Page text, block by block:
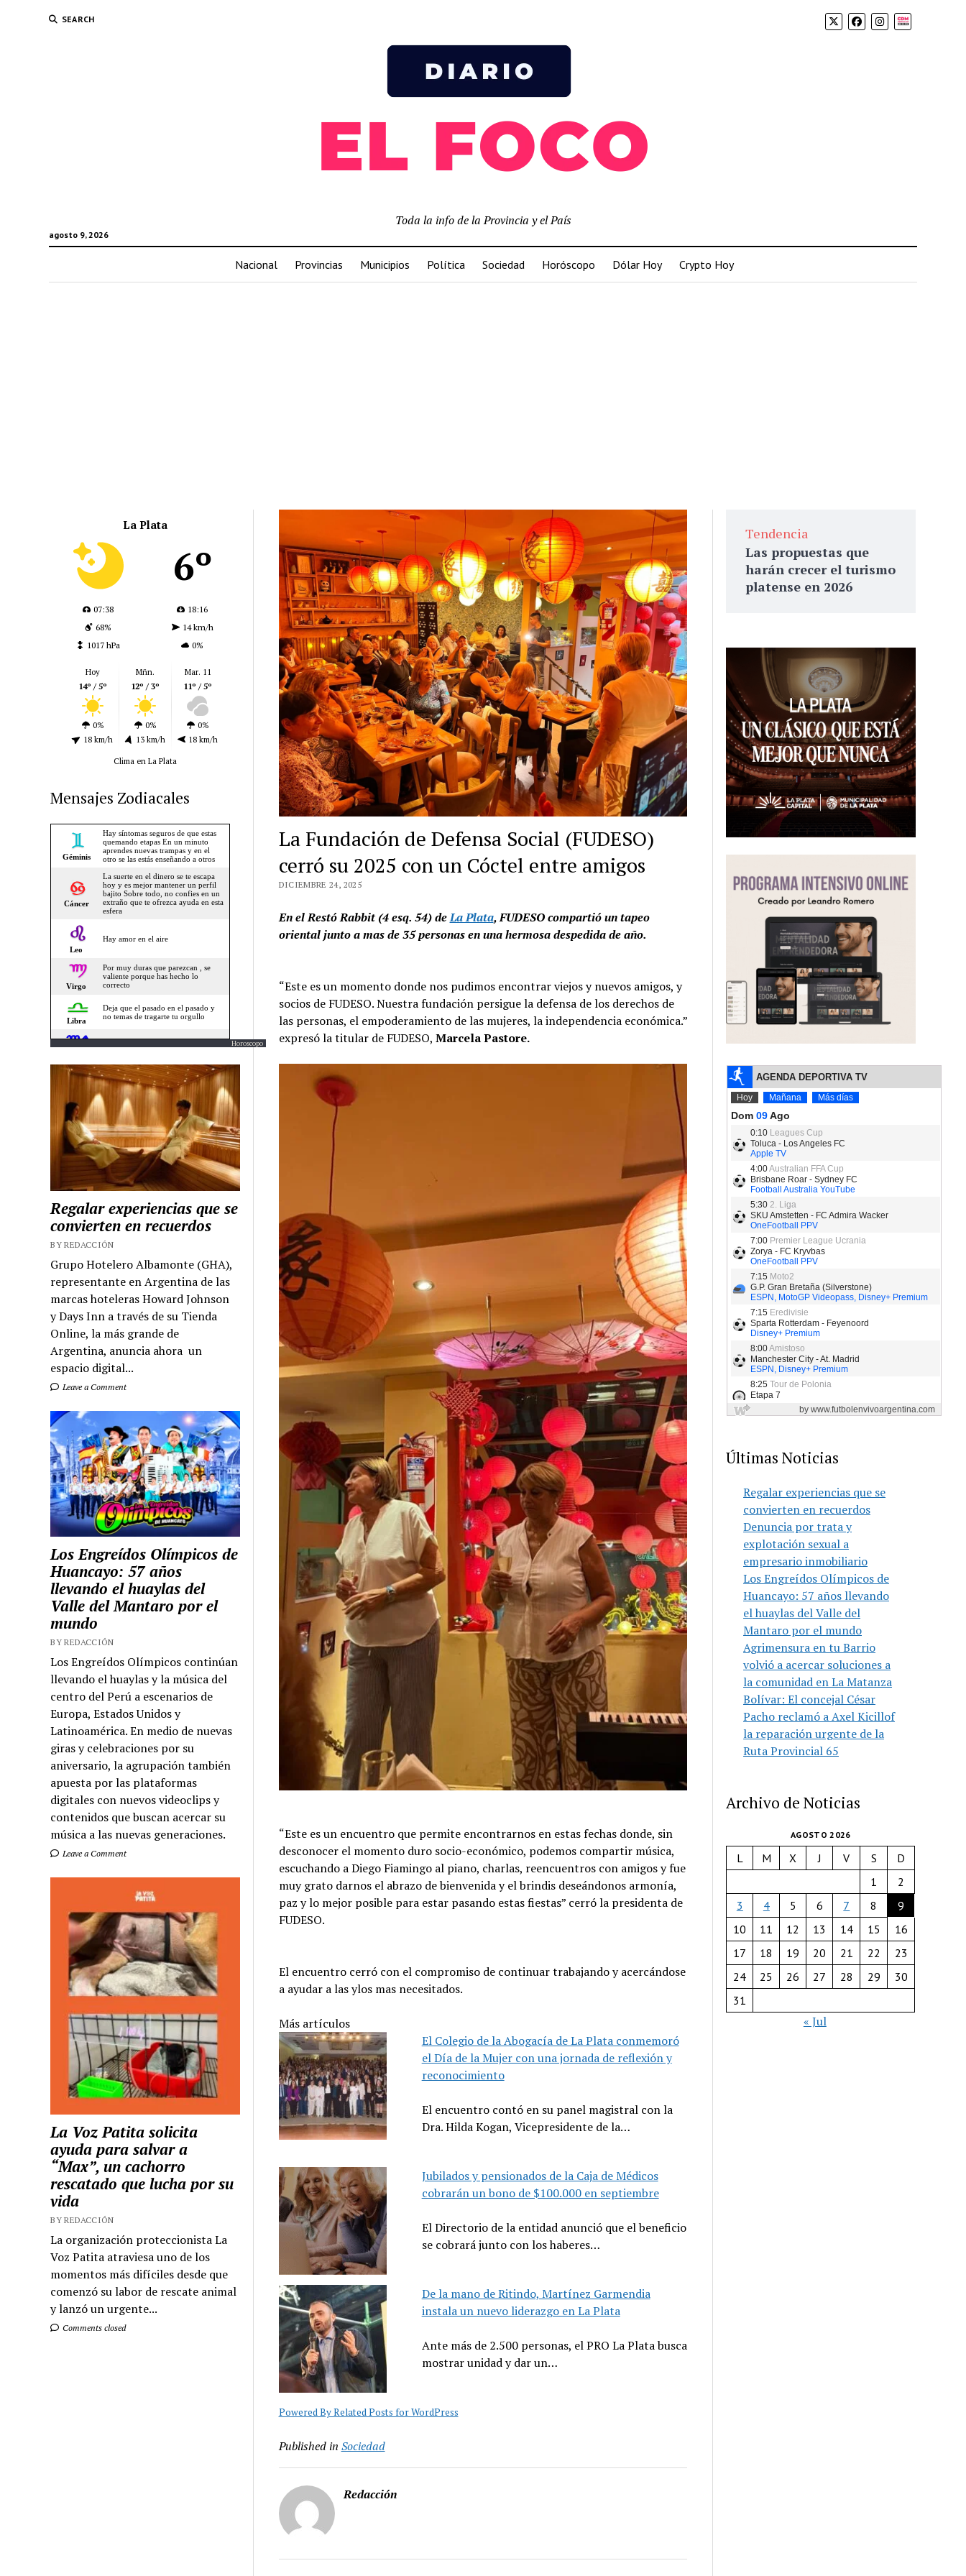
SEARCH Biolink
agosto 9, 2026
Toda la info de la Provincia y el País
Nacional Provincias Municipios Política Sociedad Horóscopo Dólar Hoy Crypto Hoy
La Plata
6º
07:38
18:16
68%
14 km/h
1017 hPa
0%
Hoy
14º / 5º
0%
18 km/h
Mñn.
12º / 3º
0%
13 km/h
Mar. 11
11º / 5º
0%
18 km/h
Clima en La Plata
Mensajes Zodiacales
Horoscopo
Regalar experiencias que se
convierten en recuerdos
BY REDACCIÓN
Grupo Hotelero Albamonte (GHA),
representante en Argentina de las
marcas hoteleras Howard Johnson
y Days Inn a través de su Tienda
Online, la más grande de
Argentina, anuncia ahora un
espacio digital...
Leave a Comment
Los Engreídos Olímpicos de
Huancayo: 57 años
llevando el huaylas del
Valle del Mantaro por el
mundo
BY REDACCIÓN
Los Engreídos Olímpicos continúan
llevando el huaylas y la música del
centro del Perú a escenarios de
Europa, Estados Unidos y
Latinoamérica. En medio de nuevas
giras y celebraciones por su
aniversario, la agrupación también
apuesta por las plataformas
digitales con nuevos videoclips y
contenidos que buscan acercar su
música a las nuevas generaciones.
Leave a Comment
La Voz Patita solicita
ayuda para salvar a
“Max”, un cachorro
rescatado que lucha por su
vida
BY REDACCIÓN
La organización proteccionista La
Voz Patita atraviesa uno de los
momentos más difíciles desde que
comenzó su labor de rescate animal
y lanzó un urgente...
Comments closed
La Fundación de Defensa Social (FUDESO)
cerró su 2025 con un Cóctel entre amigos
DICIEMBRE 24, 2025
En el Restó Rabbit (4 esq. 54) deLa Plata, FUDESO compartió un tapeo
oriental junto a mas de 35 personas en una hermosa despedida de año.
“Este es un momento donde nos pudimos encontrar viejos y nuevos amigos, y
socios de FUDESO. Nuestra fundación persigue la defensa de los derechos de
las personas, el empoderamiento de las mujeres, la independencia económica.”
expresó la titular de FUDESO, Marcela Pastore.
“Este es un encuentro que permite encontrarnos en estas fechas donde, sin
desconocer el momento duro socio-económico, podemos compartir música,
escuchando a Diego Fiamingo al piano, charlas, reencuentros con amigos y fue
muy grato darnos el abrazo de bienvenida y el brindis deseándonos armonía,
paz y lo mejor posible para estar pasando estas fiestas” cerró la presidenta de
FUDESO.
El encuentro cerró con el compromiso de continuar trabajando y acercándose
a ayudar a las ylos mas necesitados.
Más artículos
El Colegio de la Abogacía de La Plata conmemoró
el Día de la Mujer con una jornada de reflexión y
reconocimiento
El encuentro contó en su panel magistral con la
Dra. Hilda Kogan, Vicepresidente de la…
Jubilados y pensionados de la Caja de Médicos
cobrarán un bono de $100.000 en septiembre
El Directorio de la entidad anunció que el beneficio
se cobrará junto con los haberes…
De la mano de Ritindo, Martínez Garmendia
instala un nuevo liderazgo en La Plata
Ante más de 2.500 personas, el PRO La Plata busca
mostrar unidad y dar un…
Powered By Related Posts for WordPress
Published in Sociedad
Redacción
Tendencia
Las propuestas que
harán crecer el turismo
platense en 2026
Últimas Noticias
Regalar experiencias que se
convierten en recuerdos
Denuncia por trata y
explotación sexual a
empresario inmobiliario
Los Engreídos Olímpicos de
Huancayo: 57 años llevando
el huaylas del Valle del
Mantaro por el mundo
Agrimensura en tu Barrio
volvió a acercar soluciones a
la comunidad en La Matanza
Bolívar: El concejal César
Pacho reclamó a Axel Kicillof
la reparación urgente de la
Ruta Provincial 65
Archivo de Noticias
AGOSTO 2026
L M X J V S
D
1
2
3
4 5 6 7 8
9
10
11 12 13 14 15
16
17
18 19 20 21 22
23
24
25 26 27 28 29
30
31
« Jul